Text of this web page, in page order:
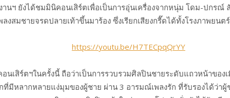
านฯ ยังได้ชมมินิคอนเสิร์ตเพื่อเป็นการอุ่นเครื่องจากหนุ่ม โดม-ปกรณ์
งสมชายจรดปลายเท้าขึ้นมาร้อง ซึ่งเรียกเสียงกรี๊ดได้ทั้งโรงภาพยนต
https://youtu.be/H7TECpqQrYY
นเสิร์ตฯในครั้งนี้ ถือว่าเป็นการรวบรวมศิลปินชายระดับแถวหน้าของ
กที่มีหลากหลายแง่มุมของผู้ชาย ผ่าน 3 อารมณ์เพลงรัก ที่รับรองได้ว่